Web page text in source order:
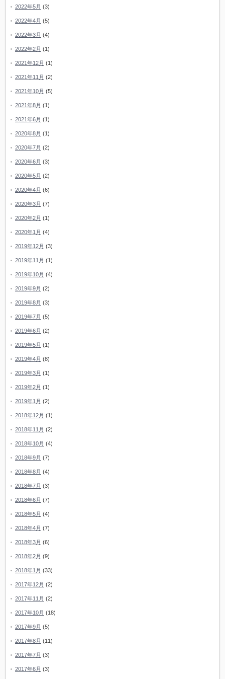
2022年5月 (3)
2022年4月 (5)
2022年3月 (4)
2022年2月 (1)
2021年12月 (1)
2021年11月 (2)
2021年10月 (5)
2021年8月 (1)
2021年6月 (1)
2020年8月 (1)
2020年7月 (2)
2020年6月 (3)
2020年5月 (2)
2020年4月 (6)
2020年3月 (7)
2020年2月 (1)
2020年1月 (4)
2019年12月 (3)
2019年11月 (1)
2019年10月 (4)
2019年9月 (2)
2019年8月 (3)
2019年7月 (5)
2019年6月 (2)
2019年5月 (1)
2019年4月 (8)
2019年3月 (1)
2019年2月 (1)
2019年1月 (2)
2018年12月 (1)
2018年11月 (2)
2018年10月 (4)
2018年9月 (7)
2018年8月 (4)
2018年7月 (3)
2018年6月 (7)
2018年5月 (4)
2018年4月 (7)
2018年3月 (6)
2018年2月 (9)
2018年1月 (33)
2017年12月 (2)
2017年11月 (2)
2017年10月 (18)
2017年9月 (5)
2017年8月 (11)
2017年7月 (3)
2017年6月 (3)